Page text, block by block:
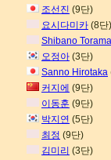
조선진 (9단)
요시다미카 (8단)
Shibano
오정아 (3단)
Sanno Hirotaka
커지에 (9단)
이동훈 (9단)
박지연 (5단)
최정 (9단)
김미리 (3단)